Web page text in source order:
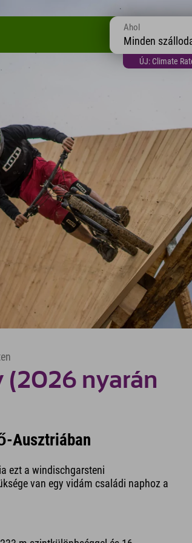
ÚJ: Climate
Ahol
Minden
(2026 nyarán
Ausztriában
ezt a windischgarsteni
van egy vidám családi naphoz a